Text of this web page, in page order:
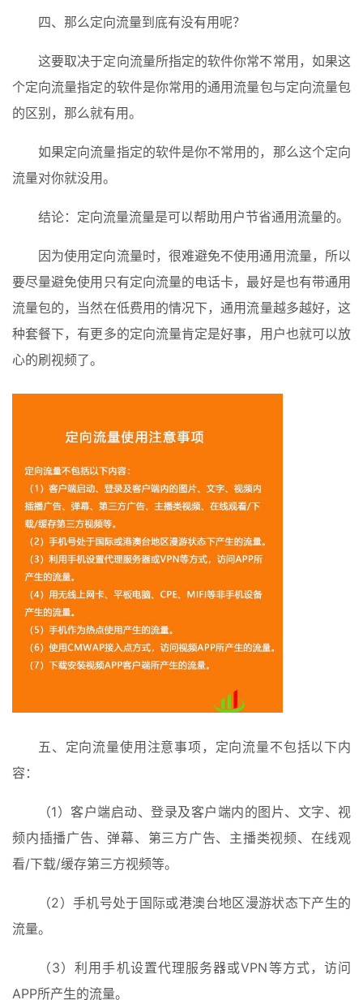
入
手
四、那么定向流量到底有没有用呢？
这要取决于定向流量所指定的软件你常不常用，如果这
个定向流量指定的软件是你常用的通用流量包与定向流量包
的区别，那么就有用。
如果定向流量指定的软件是你不常用的，那么这个定向
流量对你就没用。
结论：定向流量流量是可以帮助用户节省通用流量的。
因为使用定向流量时，很难避免不使用通用流量，所以
要尽量避免使用只有定向流量的电话卡，最好是也有带通用
流量包的，当然在低费用的情况下，通用流量越多越好，这
种套餐下，有更多的定向流量肯定是好事，用户也就可以放
心的刷视频了。
五、定向流量使用注意事项，定向流量不包括以下内
容：
（1）客户端启动、登录及客户端内的图片、文字、视
频内插播广告、弹幕、第三方广告、主播类视频、在线观
看/下载/缓存第三方视频等。
（2）手机号处于国际或港澳台地区漫游状态下产生的
流量。
（3）利用手机设置代理服务器或VPN等方式，访问
APP所产生的流量。